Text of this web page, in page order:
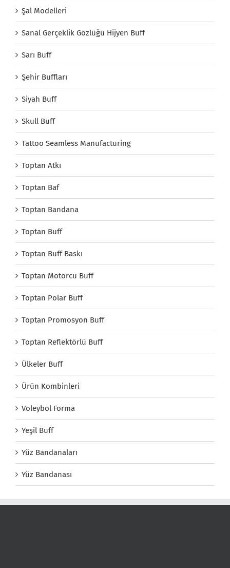
Şal Modelleri
Sanal Gerçeklik Gözlüğü Hijyen Buff
Sarı Buff
Şehir Buffları
Siyah Buff
Skull Buff
Tattoo Seamless Manufacturing
Toptan Atkı
Toptan Baf
Toptan Bandana
Toptan Buff
Toptan Buff Baskı
Toptan Motorcu Buff
Toptan Polar Buff
Toptan Promosyon Buff
Toptan Reflektörlü Buff
Ülkeler Buff
Ürün Kombinleri
Voleybol Forma
Yeşil Buff
Yüz Bandanaları
Yüz Bandanası